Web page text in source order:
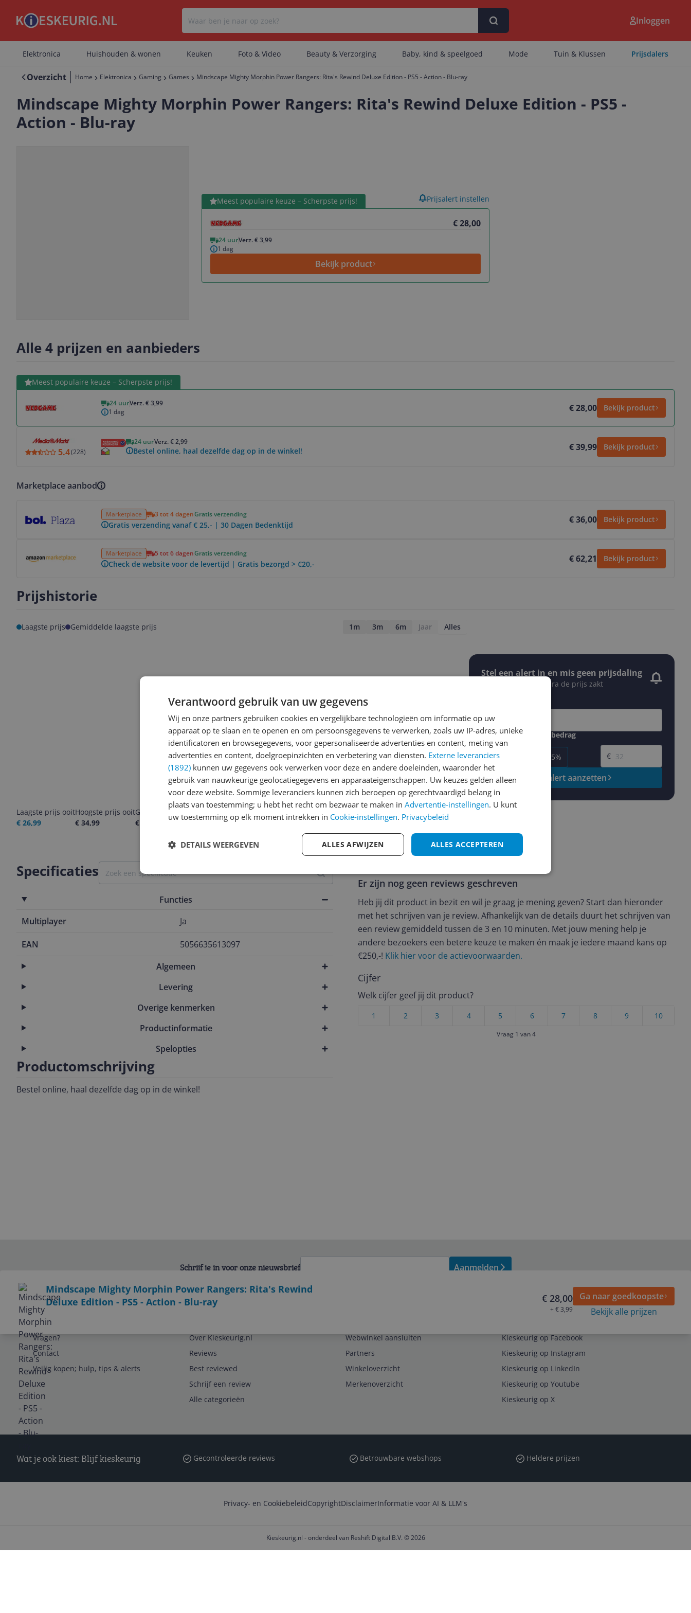
Er zijn geen categorieën gevonden.
Inloggen
Elektronica Huishouden & wonen Keuken Foto & Video Beauty & Verzorging Baby, kind & speelgoed Mode Tuin & Klussen Prijsdalers
Overzicht Home Elektronica Gaming Games Mindscape Mighty Morphin Power Rangers: Rita's Rewind Deluxe Edition - PS5 - Action - Blu-ray
Mindscape Mighty Morphin Power Rangers: Rita's Rewind Deluxe Edition - PS5 -
Action - Blu-ray
Meest populaire keuze – Scherpste prijs!
€ 28,00
24 uurVerz. € 3,99
1 dag
Bekijk product
Bekijk product Prijsalert instellen
Alle 4 prijzen en aanbieders
Meest populaire keuze – Scherpste prijs!
24 uurVerz. € 3,99
1 dag
€ 28,00 Bekijk product
Bekijk product
5.4(228)
24 uurVerz. € 2,99
Bestel online, haal dezelfde dag op in de winkel! € 39,99 Bekijk product
Marketplace aanbod
Marketplace 3 tot 4 dagenGratis verzending
Gratis verzending vanaf € 25,- | 30 Dagen Bedenktijd € 36,00 Bekijk product
Marketplace 5 tot 6 dagenGratis verzending
Check de website voor de levertijd | Gratis bezorgd > €20,- € 62,21 Bekijk product
Prijshistorie
Laagste prijs Gemiddelde laagste prijs 1m 3m 6m Jaar Alles
Laagste prijs ooit
€ 26,99
Hoogste prijs ooit
€ 34,99
Goedkoopste nu
€ 28,00
Laatste prijsupdate
08-08-2026
Stel een alert in en mis geen prijsdaling
Krijg een seintje zodra de prijs zakt
Gewenste daling of bedrag
-5% -15%
Gewenste prijs
€
Prijsalert aanzetten
Specificaties
Functies
Multiplayer
Ja
EAN
5056635613097
Algemeen
Levering
Overige kenmerken
Productinformatie
Spelopties
Productomschrijving
Bestel online, haal dezelfde dag op in de winkel!
Er zijn nog geen reviews geschreven
Heb jij dit product in bezit en wil je graag je mening geven? Start dan hieronder
met het schrijven van je review. Afhankelijk van de details duurt het schrijven van
een review gemiddeld tussen de 3 en 10 minuten. Met jouw mening help je
andere bezoekers een betere keuze te maken én maak je iedere maand kans op
€250,-! Klik hier voor de actievoorwaarden.
Cijfer
Welk cijfer geef jij dit product?
10
9
8
7
6
5
4
3
2
1
Vraag 1 van 4
Mindscape Mighty Morphin Power Rangers: Rita's Rewind
Deluxe Edition - PS5 - Action - Blu-ray
€ 28,00
+ € 3,99
Ga naar goedkoopste
Bekijk alle prijzen
Schrijf je in voor onze nieuwsbrief Aanmelden
Service
Vragen?
Contact
Veilig kopen; hulp, tips & alerts
Over Kieskeurig.nl
Reviews
Best reviewed
Schrijf een review
Alle categorieën
Webwinkel aansluiten
Partners
Winkeloverzicht
Merkenoverzicht
Kieskeurig op Facebook
Kieskeurig op Instagram
Kieskeurig op LinkedIn
Kieskeurig op Youtube
Kieskeurig op X
Wat je ook kiest: Blijf kieskeurig Gecontroleerde reviews Betrouwbare webshops Heldere prijzen
Privacy- en CookiebeleidCopyrightDisclaimerInformatie voor AI & LLM's
Kieskeurig.nl - onderdeel van Reshift Digital B.V. © 2026
Verantwoord gebruik van uw gegevens
Wij en onze partners gebruiken cookies en vergelijkbare technologieën om informatie op uw
apparaat op te slaan en te openen en om persoonsgegevens te verwerken, zoals uw IP-adres, unieke
identificatoren en browsegegevens, voor gepersonaliseerde advertenties en content, meting van
advertenties en content, doelgroepinzichten en verbetering van diensten. Externe leveranciers
(1892) kunnen uw gegevens ook verwerken voor deze en andere doeleinden, waaronder het
gebruik van nauwkeurige geolocatiegegevens en apparaateigenschappen. Uw keuzes gelden alleen
voor deze website. Sommige leveranciers kunnen zich beroepen op gerechtvaardigd belang in
plaats van toestemming; u hebt het recht om bezwaar te maken in Advertentie-instellingen. U kunt
uw toestemming op elk moment intrekken in Cookie-instellingen. Privacybeleid
ALLES ACCEPTEREN
ALLES AFWIJZEN
DETAILS WEERGEVEN